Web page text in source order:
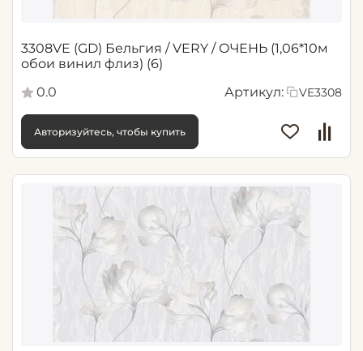
3308VE (GD) Бельгия / VERY / ОЧЕНЬ (1,06*10м
обои винил флиз) (6)
0.0
Артикул: VE3308
Авторизуйтесь, чтобы купить